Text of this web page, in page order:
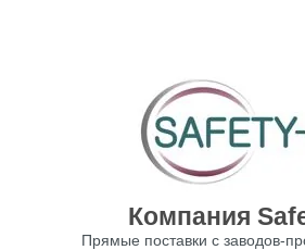
Компания
Прямые поставки с заводов-